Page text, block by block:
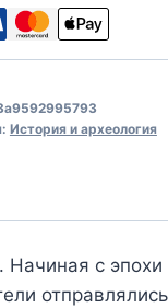
История и археология
с эпохи